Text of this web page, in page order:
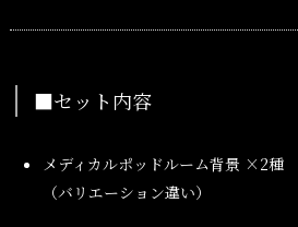
■セット内容
メディカルポッドルーム背景 ×2種
（バリエーション違い）